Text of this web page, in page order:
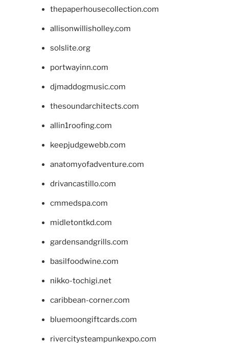
thepaperhousecollection.com
allisonwillisholley.com
solslite.org
portwayinn.com
djmaddogmusic.com
thesoundarchitects.com
allin1roofing.com
keepjudgewebb.com
anatomyofadventure.com
drivancastillo.com
cmmedspa.com
midletontkd.com
gardensandgrills.com
basilfoodwine.com
nikko-tochigi.net
caribbean-corner.com
bluemoongiftcards.com
rivercitysteampunkexpo.com